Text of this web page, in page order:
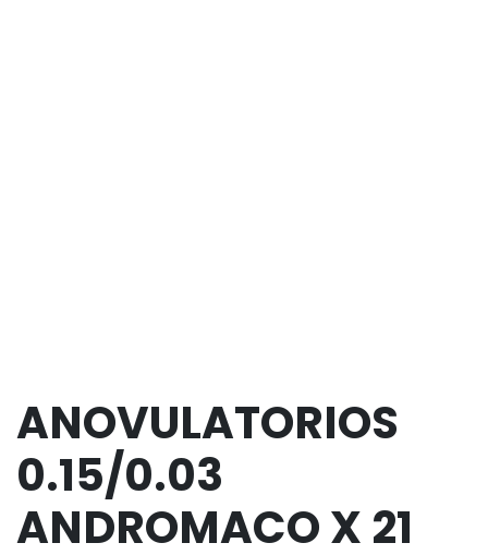
ANOVULATORIOS
0.15/0.03
ANDROMACO X 21